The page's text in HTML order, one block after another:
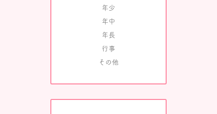
年少
年中
年長
行事
その他